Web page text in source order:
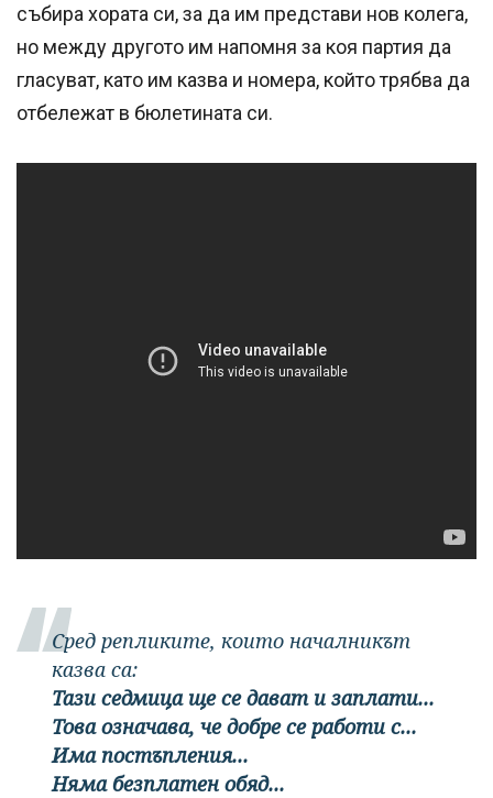
събира хората си, за да им представи нов колега,
но между другото им напомня за коя партия да
гласуват, като им казва и номера, който трябва да
отбележат в бюлетината си.
Сред репликите, които началникът
казва са:
Тази седмица ще се дават и заплати...
Това означава, че добре се работи с...
Има постъпления...
Няма безплатен обяд...